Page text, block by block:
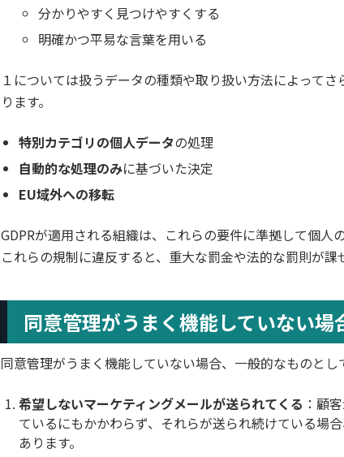
分かりやすく見つけやすくする
明確かつ平易な言葉を用いる
１については扱うデータの種類や取り扱い方法によって
ります。
特別カテゴリの個人データの処理
自動的な処理のみに基づいた決定
EU域外への移転
GDPRが適用される組織は、これらの要件に準拠して個人
これらの規制に違反すると、重大な罰金や法的な罰則が課
同意管理がうまく機能していない場
同意管理がうまく機能していない場合、一般的なものとし
希望しないマーケティングメールが送られてくる ：顧
ているにもかかわらず、それらが送られ続けている場
あります。